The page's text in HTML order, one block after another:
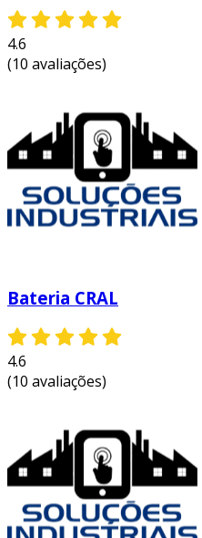
4.6
(10 avaliações)
Bateria CRAL
4.6
(10 avaliações)